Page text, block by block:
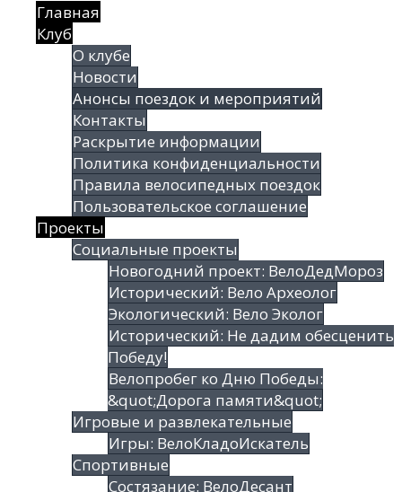
Главная
Клуб
О клубе
Новости
Анонсы поездок и мероприятий
Контакты
Раскрытие информации
Политика конфиденциальности
Правила велосипедных поездок
Пользовательское соглашение
Проекты
Социальные проекты
Новогодний проект: ВелоДедМороз
Исторический: Вело Археолог
Экологический: Вело Эколог
Исторический: Не дадим обесценить
Победу!
Велопробег ко Дню Победы:
&quot;Дорога памяти&quot;
Игровые и развлекательные
Игры: ВелоКладоИскатель
Спортивные
Состязание: ВелоДесант